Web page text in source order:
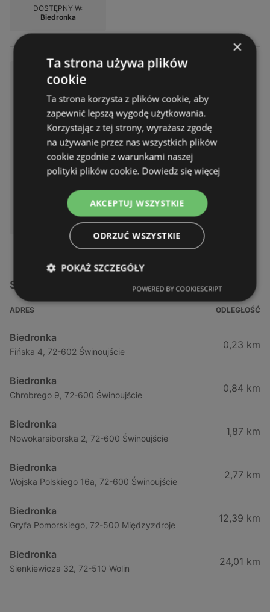
DOSTĘPNY W:
Biedronka
Atrakcyjne oferty specjalne dl
Gazetka – 2 strony
Gazetka ważna do: 08.08.2026
Odległość: 0,23 km
DOSTĘPNY W:
Sklepy Biedronka w pobliżu
ADRES ODLEGŁOŚĆ
Biedronka
Fińska 4, 72-602 Świnoujście
0,23 km
Biedronka
Chrobrego 9, 72-600 Świnoujście
0,84 km
Biedronka
Nowokarsiborska 2, 72-600 Świnoujście
1,87 km
Biedronka
Wojska Polskiego 16a, 72-600 Świnoujście
2,77 km
Biedronka
Gryfa Pomorskiego, 72-500 Międzyzdroje
12,39 km
Biedronka
Sienkiewicza 32, 72-510 Wolin
24,01 km
×
Ta strona używa plików
cookie
Ta strona korzysta z plików cookie, aby
zapewnić lepszą wygodę użytkowania.
Korzystając z tej strony, wyrażasz zgodę
na używanie przez nas wszystkich plików
cookie zgodnie z warunkami naszej
polityki plików cookie. Dowiedz się więcej
AKCEPTUJ WSZYSTKIE
ODRZUĆ WSZYSTKIE
POKAŻ SZCZEGÓŁY
POWERED BY COOKIESCRIPT